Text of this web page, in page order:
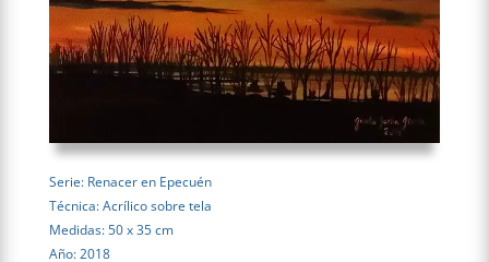
Serie: Renacer en Epecuén
Técnica: Acrílico sobre tela
Medidas: 50 x 35 cm
Año: 2018